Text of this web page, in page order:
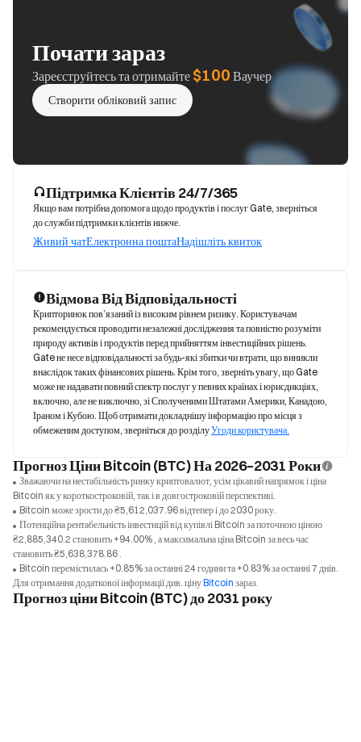
Почати зараз
Зареєструйтесь та отримайте$100 Ваучер
Створити обліковий запис
Підтримка Клієнтів 24/7/365
Якщо вам потрібна допомога щодо продуктів і послуг Gate, зверніться
до служби підтримки клієнтів нижче.
Живий чатЕлектронна поштаНадішліть квиток
Відмова Від Відповідальності
Крипторинок пов’язаний із високим рівнем ризику. Користувачам
рекомендується проводити незалежні дослідження та повністю розуміти
природу активів і продуктів перед прийняттям інвестиційних рішень.
Gate не несе відповідальності за будь-які збитки чи втрати, що виникли
внаслідок таких фінансових рішень. Крім того, зверніть увагу, що Gate
може не надавати повний спектр послуг у певних країнах і юрисдикціях,
включно, але не виключно, зі Сполученими Штатами Америки, Канадою,
Іраном і Кубою. Щоб отримати докладнішу інформацію про місця з
обмеженим доступом, зверніться до розділу Угоди користувача.
Прогноз Ціни Bitcoin (BTC) На 2026–2031 Роки
Зважаючи на нестабільність ринку криптовалют, усім цікавий напрямок і ціна
Bitcoin як у короткостроковій, так і в довгостроковій перспективі.
Bitcoin може зрости до ₴5,612,037.96 відтепер і до 2030 року.
Потенційна рентабельність інвестицій від купівлі Bitcoin за поточною ціною
₴2,885,340.2 становить +94.00% , а максимальна ціна Bitcoin за весь час
становить ₴5,638,378.86 .
Bitcoin перемістилась +0.85% за останні 24 години та +0.83% за останні 7 днів.
Для отримання додаткової інформації див. цінуBitcoin зараз.
Прогноз ціни Bitcoin (BTC) до 2031 року